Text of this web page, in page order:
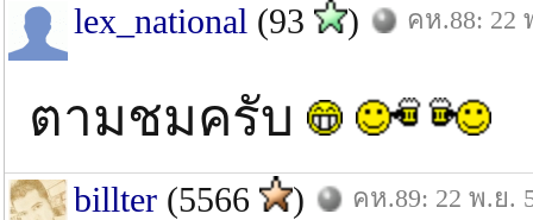
lex_national (93 ) คห.88: 22
ตามชมครับ
billter (5566 ) คห.89: 22 พ.ย.